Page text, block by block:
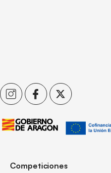
Competiciones